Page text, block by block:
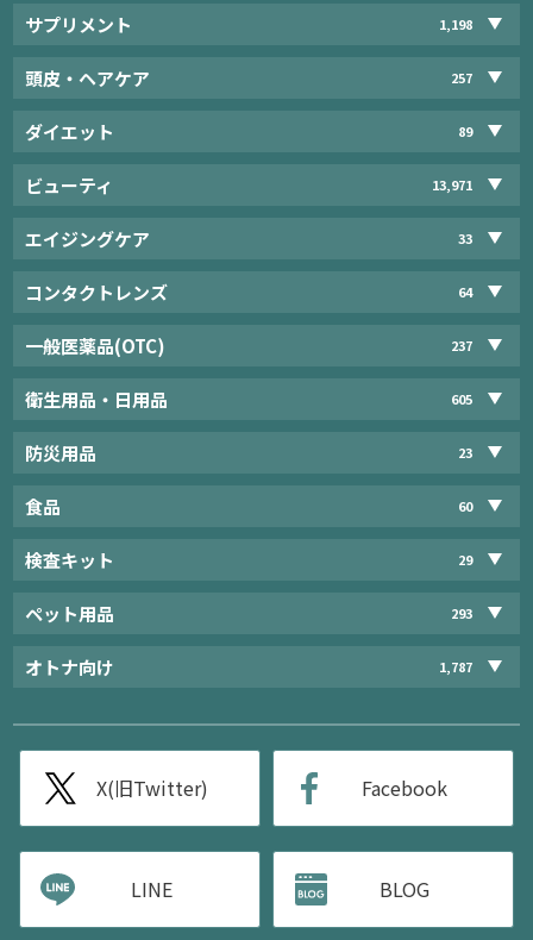
サプリメント 1,198
頭皮・ヘアケア 257
ダイエット 89
ビューティ 13,971
エイジングケア 33
コンタクトレンズ 64
一般医薬品(OTC) 237
衛生用品・日用品 605
防災用品 23
食品 60
検査キット 29
ペット用品 293
オトナ向け 1,787
X(旧Twitter) Facebook
LINE BLOG